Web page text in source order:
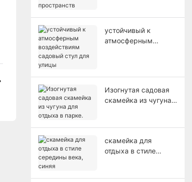
устойчивый к
атмосферным
Изогнутая садовая
скамейка из чугуна
скамейка для
отдыха в стиле